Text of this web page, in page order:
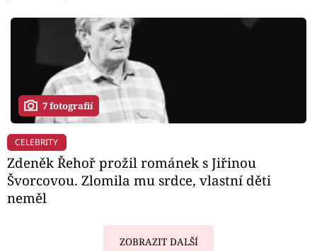
7 fotografií
CELEBRITY
Zdeněk Řehoř prožil románek s Jiřinou
Švorcovou. Zlomila mu srdce, vlastní děti
neměl
ZOBRAZIT DALŠÍ